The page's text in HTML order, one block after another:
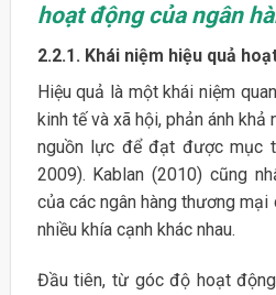
hoạt động của ngân
2.2.1. Khái niệm hiệu quả
Hiệu quả là một khái niệm
kinh tế và xã hội, phản ánh
nguồn lực để đạt được mục
2009). Kablan (2010) cũng
của các ngân hàng thương
nhiều khía cạnh khác nhau.
Đầu tiên, từ góc độ hoạt